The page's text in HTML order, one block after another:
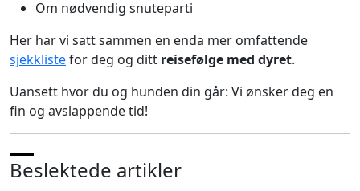
Om nødvendig snuteparti
Her har vi satt sammen en enda mer omfattende
sjekklistefor deg og ditt reisefølge med dyret.
Uansett hvor du og hunden din går: Vi ønsker deg en
fin og avslappende tid!
Beslektede artikler